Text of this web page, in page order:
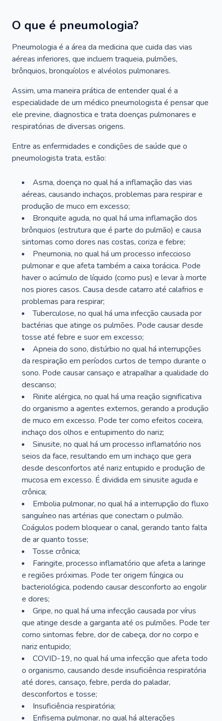
O que é pneumologia?
Pneumologia é a área da medicina que cuida das vias
aéreas inferiores, que incluem traqueia, pulmões,
brônquios, bronquíolos e alvéolos pulmonares.
Assim, uma maneira prática de entender qual é a
especialidade de um médico pneumologista é pensar que
ele previne, diagnostica e trata doenças pulmonares e
respiratórias de diversas origens.
Entre as enfermidades e condições de saúde que o
pneumologista trata, estão:
Asma, doença no qual há a inflamação das vias
aéreas, causando inchaços, problemas para respirar e
produção de muco em excesso;
Bronquite aguda, no qual há uma inflamação dos
brônquios (estrutura que é parte do pulmão) e causa
sintomas como dores nas costas, coriza e febre;
Pneumonia, no qual há um processo infeccioso
pulmonar e que afeta também a caixa torácica. Pode
haver o acúmulo de líquido (como pus) e levar à morte
nos piores casos. Causa desde catarro até calafrios e
problemas para respirar;
Tuberculose, no qual há uma infecção causada por
bactérias que atinge os pulmões. Pode causar desde
tosse até febre e suor em excesso;
Apneia do sono, distúrbio no qual há interrupções
da respiração em períodos curtos de tempo durante o
sono. Pode causar cansaço e atrapalhar a qualidade do
descanso;
Rinite alérgica, no qual há uma reação significativa
do organismo a agentes externos, gerando a produção
de muco em excesso. Pode ter como efeitos coceira,
inchaço dos olhos e entupimento do nariz;
Sinusite, no qual há um processo inflamatório nos
seios da face, resultando em um inchaço que gera
desde desconfortos até nariz entupido e produção de
mucosa em excesso. É dividida em sinusite aguda e
crônica;
Embolia pulmonar, no qual há a interrupção do fluxo
sanguíneo nas artérias que conectam o pulmão.
Coágulos podem bloquear o canal, gerando tanto falta
de ar quanto tosse;
Tosse crônica;
Faringite, processo inflamatório que afeta a laringe
e regiões próximas. Pode ter origem fúngica ou
bacteriológica, podendo causar desconforto ao engolir
e dores;
Gripe, no qual há uma infecção causada por vírus
que atinge desde a garganta até os pulmões. Pode ter
como sintomas febre, dor de cabeça, dor no corpo e
nariz entupido;
COVID-19, no qual há uma infecção que afeta todo
o organismo, causando desde insuficiência respiratória
até dores, cansaço, febre, perda do paladar,
desconfortos e tosse;
Insuficiência respiratória;
Enfisema pulmonar, no qual há alterações